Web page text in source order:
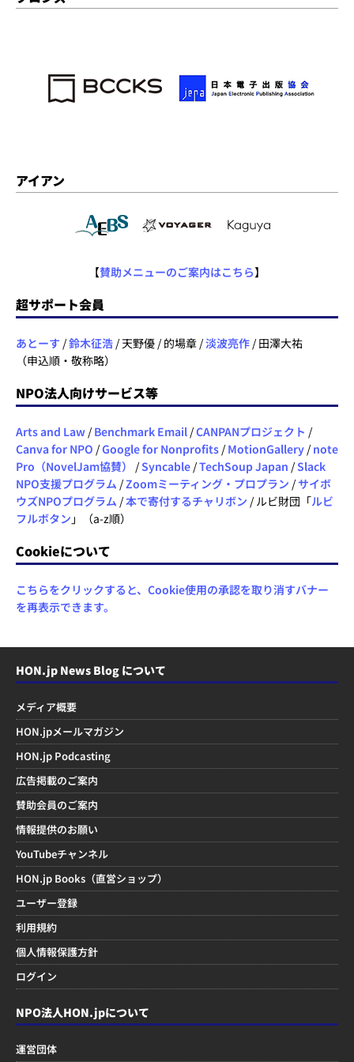
アイアン
【賛助メニューのご案内はこちら】
超サポート会員
あとーす /鈴木征浩 / 天野優 / 的場章 /淡波亮作 / 田澤大祐
（申込順・敬称略）
NPO法人向けサービス等
Arts and Law / Benchmark Email /CANPANプロジェクト /
Canva for NPO /Google for Nonprofits / MotionGallery / note
Pro（NovelJam協賛）
/Syncable /TechSoup Japan /Slack
NPO支援プログラム /Zoomミーティング・プロプラン /サイボ
ウズNPOプログラム /本で寄付するチャリボン / ルビ財団「ルビ
フルボタン 」（a-z順）
Cookieについて
こちらをクリックすると、Cookie使用の承認を取り消すバナー
を再表示できます。
HON.jp News Blog について
メディア概要
HON.jpメールマガジン
HON.jp Podcasting
広告掲載のご案内
賛助会員のご案内
情報提供のお願い
YouTubeチャンネル
HON.jp Books（直営ショップ）
ユーザー登録
利用規約
個人情報保護方針
ログイン
NPO法人HON.jpについて
運営団体